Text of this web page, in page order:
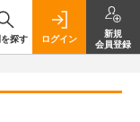
探す ログイン
新規
会員登録